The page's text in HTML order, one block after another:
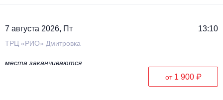
7 августа 2026, Пт 13:10
ТРЦ «РИО» Дмитровка
места заканчиваются
от 1 900 ₽